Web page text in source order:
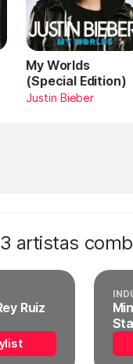
My Worlds
(Special Edition)
Justin Bieber
artistas
Ruiz